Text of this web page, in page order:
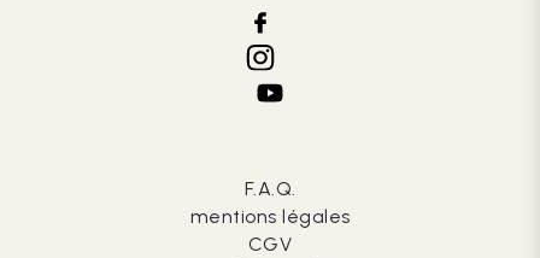
F.A.Q.
mentions légales
CGV